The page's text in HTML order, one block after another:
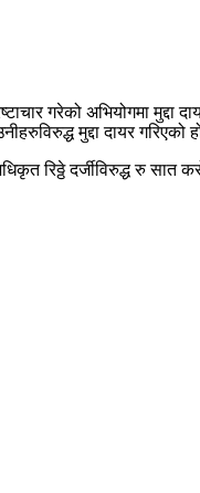
गरेको अभियोगमा मुद्दा
मुद्दा दायर गरिएको
रिठ्ठे दर्जीविरुद्ध रु